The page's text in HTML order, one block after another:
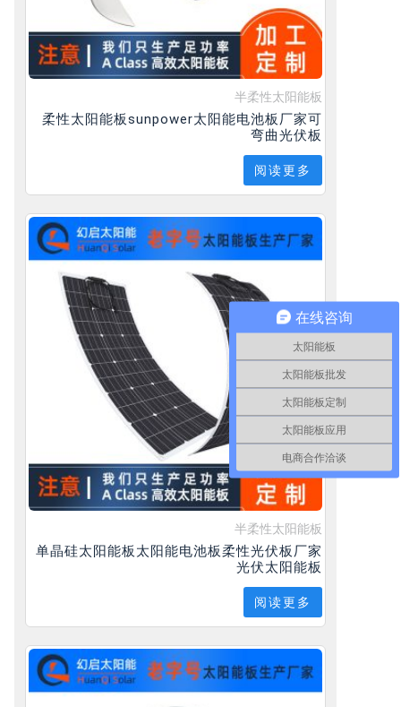
半柔性太阳能板
柔性太阳能板sunpower太阳能电池板厂家可
弯曲光伏板
阅读更多
半柔性太阳能板
单晶硅太阳能板太阳能电池板柔性光伏板厂家
光伏太阳能板
阅读更多
在线咨询
太阳能板
太阳能板批发
太阳能板定制
太阳能板应用
电商合作洽谈